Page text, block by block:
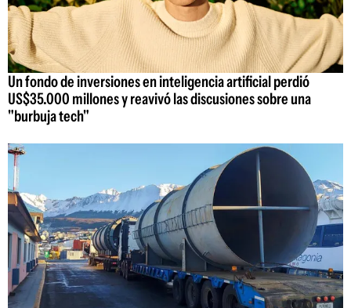
Un fondo de inversiones en inteligencia artificial perdió
US$35.000 millones y reavivó las discusiones sobre una
"burbuja tech"